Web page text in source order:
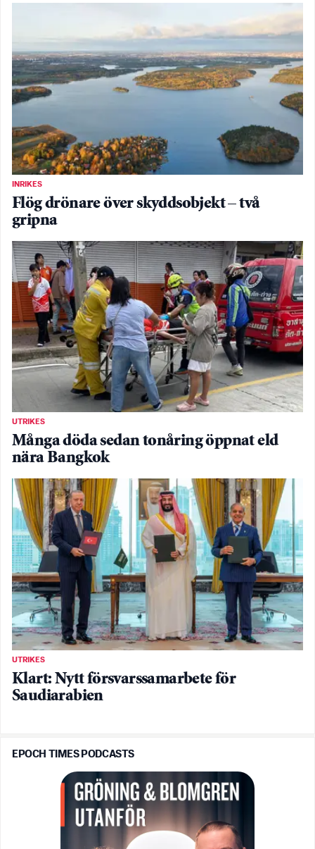
INRIKES
Flög drönare över skyddsobjekt – två
gripna
UTRIKES
Många döda sedan tonåring öppnat eld
nära Bangkok
UTRIKES
Klart: Nytt försvarssamarbete för
Saudiarabien
EPOCH TIMES PODCASTS